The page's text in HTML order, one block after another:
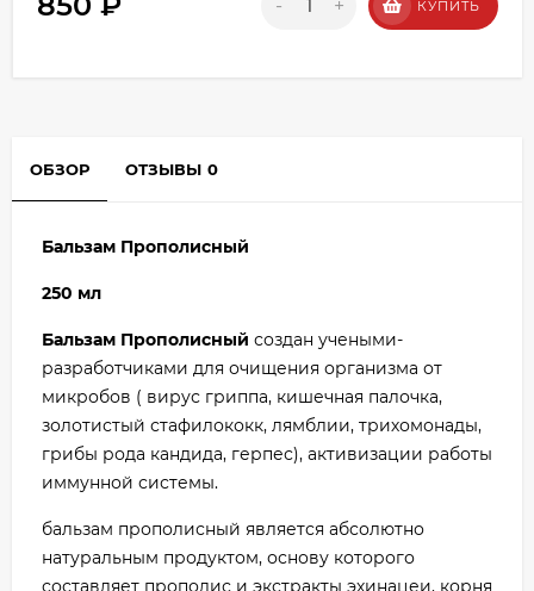
- + КУПИТЬ
ОБЗОР ОТЗЫВЫ 0
Бальзам Прополисный
250 мл
Бальзам Прополисный создан учеными-
разработчиками для очищения организма от
микробов ( вирус гриппа, кишечная палочка,
золотистый стафилококк, лямблии, трихомонады,
грибы рода кандида, герпес), активизации работы
иммунной системы.
бальзам прополисный является абсолютно
натуральным продуктом, основу которого
составляет прополис и экстракты эхинацеи, корня